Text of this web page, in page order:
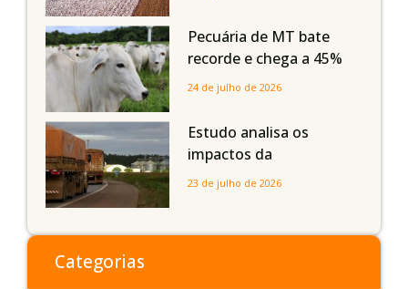
Maranhão
Pecuária de MT bate
recorde e chega a 45%
dos bovinos abatidos
24 de julho de 2026
Estudo analisa os
impactos da
infraestrutura logística
do Sul
23 de julho de 2026
Categorias